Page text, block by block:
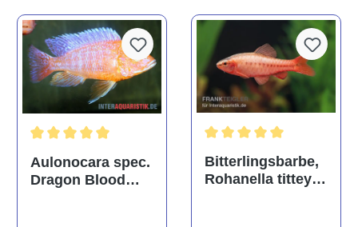
Durchschnittliche Bewertung von 5 von 5 Sternen
Aulonocara spec.
Dragon Blood
Bitterlingsbarbe,
Rohanella titteya,